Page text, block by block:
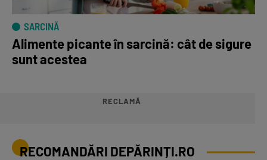
SARCINĂ
Alimente picante în sarcină: cât de sigure
sunt acestea
RECLAMĂ
RECOMANDĂRI DEPĂRINȚI.RO